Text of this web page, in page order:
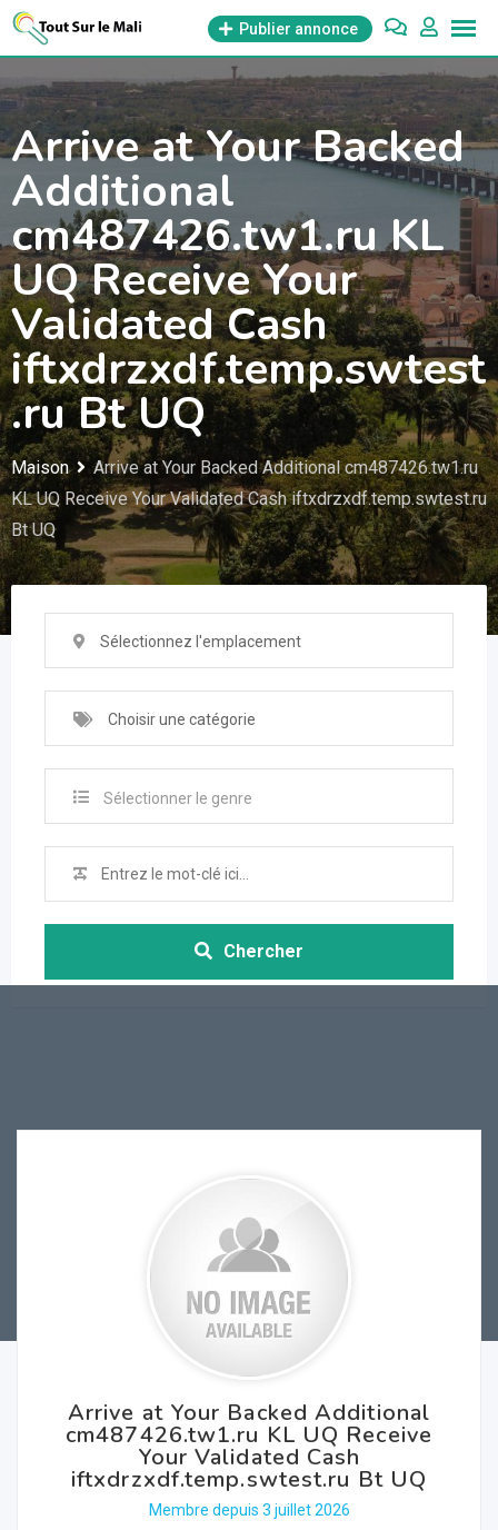
Aller
contenu
Publier annonce
Arrive at Your Backed
Additional
cm487426.tw1.ru KL
UQ Receive Your
Validated Cash
iftxdrzxdf.temp.swtest
.ru Bt UQ
Maison
Arrive at Your Backed Additional cm487426.tw1.ru
KL UQ Receive Your Validated Cash iftxdrzxdf.temp.swtest.ru
Bt UQ
Sélectionnez l'emplacement
Choisir une catégorie
Sélectionner le genre
Chercher
Arrive at Your Backed Additional
cm487426.tw1.ru KL UQ Receive
Your Validated Cash
iftxdrzxdf.temp.swtest.ru Bt UQ
Membre depuis 3 juillet 2026